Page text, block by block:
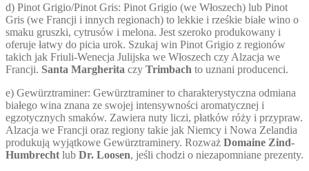
d) Pinot Grigio/Pinot Gris: Pinot Grigio (we Włoszech) lub Pinot
Gris (we Francji i innych regionach) to lekkie i rześkie białe wino o
smaku gruszki, cytrusów i melona. Jest szeroko produkowany i
oferuje łatwy do picia urok. Szukaj win Pinot Grigio z regionów
takich jak Friuli-Wenecja Julijska we Włoszech czy Alzacja we
Francji. Santa Margherita czy Trimbach to uznani producenci.
e) Gewürztraminer: Gewürztraminer to charakterystyczna odmiana
białego wina znana ze swojej intensywności aromatycznej i
egzotycznych smaków. Zawiera nuty liczi, płatków róży i przypraw.
Alzacja we Francji oraz regiony takie jak Niemcy i Nowa Zelandia
produkują wyjątkowe Gewürztraminery. Rozważ Domaine Zind-
Humbrecht lub Dr. Loosen, jeśli chodzi o niezapomniane prezenty.